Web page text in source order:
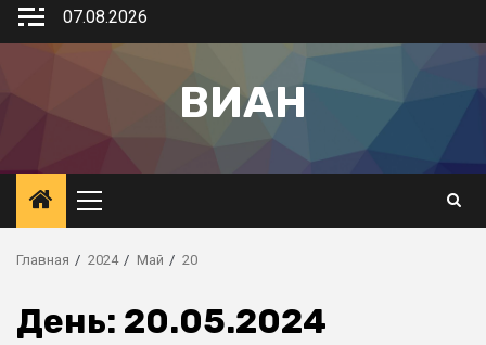
07.08.2026
ВИАН
Главная 2024 Май 20
День: 20.05.2024